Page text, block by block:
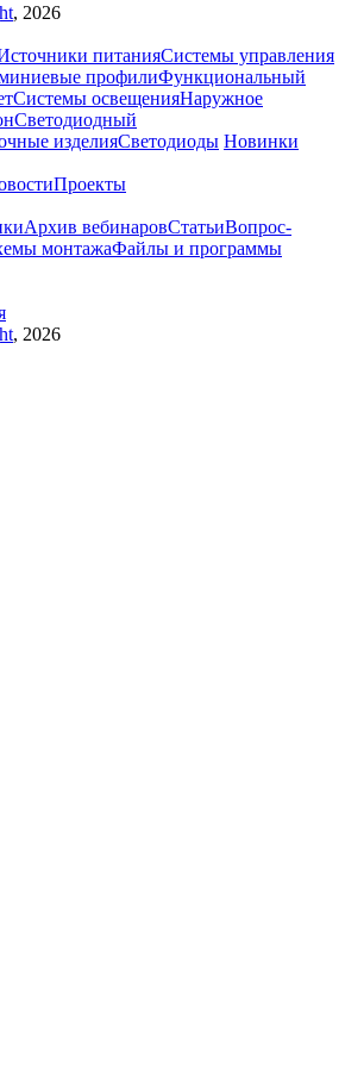
, 2026
питанияСистемы управления
профилиФункциональный
Системы освещенияНаружное
Светодиодный
изделияСветодиоды Новинки
Проекты
Архив вебинаровСтатьиВопрос-
монтажаФайлы и программы
, 2026